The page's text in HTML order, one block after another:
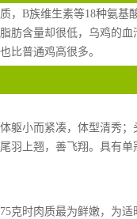
，B族维生素等18种氨基
肪含量却很低，乌鸡的
比普通鸡高很多。
躯小而紧凑，体型清秀
羽上翘，善飞翔。具有
克时肉质最为鲜嫩，为适